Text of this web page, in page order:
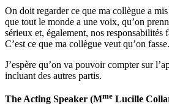
On doit regarder ce que ma collègue a mis
que tout le monde a une voix, qu’on
sérieux et, également, nos responsabilités
C’est ce que ma collègue veut qu’on fasse.
J’espère qu’on va pouvoir compter sur
incluant des autres partis.
The Acting Speaker (Mme Lucille